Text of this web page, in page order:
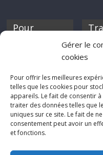
Gérer le
cookies
Pour offrir les meilleures
telles que les cookies pour
appareils. Le fait de consentir
traiter des données telles que
uniques sur ce site. Le fait de
consentement peut avoir un
et fonctions.
Pour
discothèque
Si tu
pas à
tes
net